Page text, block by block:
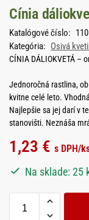
Cínia
Katalógové číslo:
Kategória: Osivá
CÍNIA DÁLIOKVETÁ –
Jednoročná rastlina,
kvitne celé leto.
Najlepšie sa jej darí v
stanovišti. Neznáša
1,23 € s DPH/
Na sklade: 25